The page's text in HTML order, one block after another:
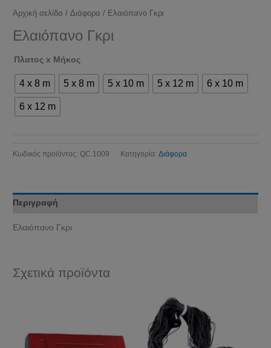
Αρχική σελίδα /Διάφορα / Ελαιόπανο Γκρι
Ελαιόπανο Γκρι
Πλατος x Μήκος
4 x 8 m 5 x 8 m 5 x 10 m 5 x 12 m 6 x 10 m
6 x 12 m
Κωδικός προϊόντος:QC.1009 Κατηγορία:Διάφορα
Περιγραφή
Ελαιόπανο Γκρι
Σχετικά προϊόντα